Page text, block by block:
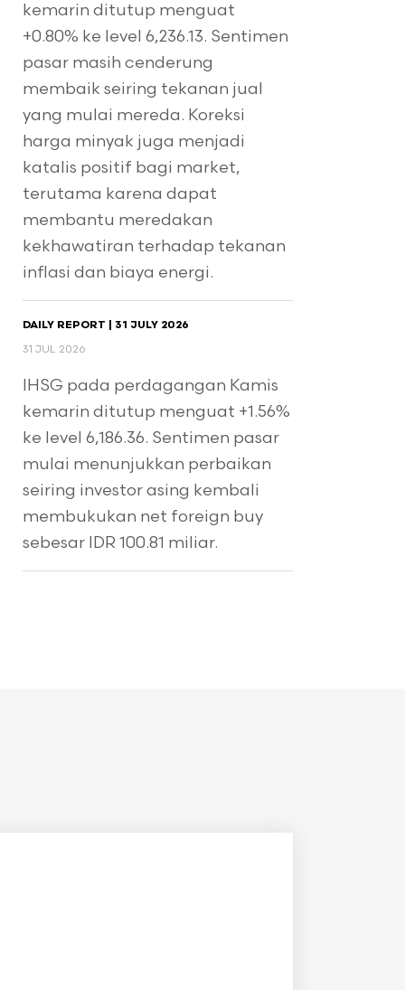
kemarin ditutup menguat
+0.80% ke level 6,236.13. Sentimen
pasar masih cenderung
membaik seiring tekanan jual
yang mulai mereda. Koreksi
harga minyak juga menjadi
katalis positif bagi market,
terutama karena dapat
membantu meredakan
kekhawatiran terhadap tekanan
inflasi dan biaya energi.
DAILY REPORT | 31 JULY 2026
31 JUL 2026
IHSG pada perdagangan Kamis
kemarin ditutup menguat +1.56%
ke level 6,186.36. Sentimen pasar
mulai menunjukkan perbaikan
seiring investor asing kembali
membukukan net foreign buy
sebesar IDR 100.81 miliar.